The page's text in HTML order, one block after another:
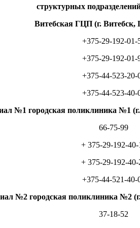
структурных
Витебская ГЦП (г. Витебск,
+375-29-192-01-
+375-29-192-01-
+375-44-523-20-
+375-44-523-40-
№1 городская поликлиника №1
66-75-99
+ 375-29-192-40-
+ 375-29-192-40-
+375-44-521-40-
№2 городская поликлиника №2
37-18-52